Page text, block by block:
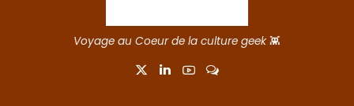
Voyage au Coeur de la culture geek👾